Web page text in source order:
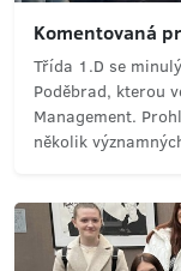
Komentovaná
Třída 1.D se
Poděbrad, kterou
Management.
několik